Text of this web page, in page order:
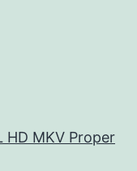
HD MKV Proper